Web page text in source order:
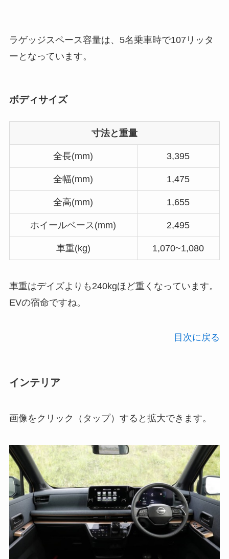
ラゲッジスペース容量は、5名乗車時で107リッタ
ーとなっています。
ボディサイズ
寸法と重量
全長(mm) 3,395
全幅(mm) 1,475
全高(mm) 1,655
ホイールベース(mm) 2,495
車重(kg) 1,070~1,080
車重はデイズよりも240kgほど重くなっています。
EVの宿命ですね。
目次に戻る
インテリア
画像をクリック（タップ）すると拡大できます。